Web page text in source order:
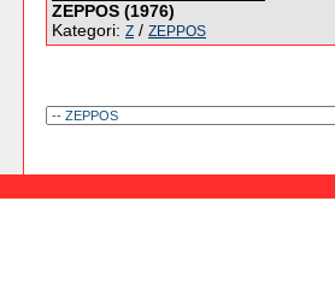
ZEPPOS (1976)
Kategori: Z / ZEPPOS